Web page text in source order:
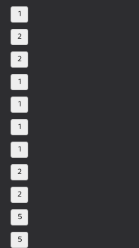
1
2
2
1
1
1
1
2
2
5
5